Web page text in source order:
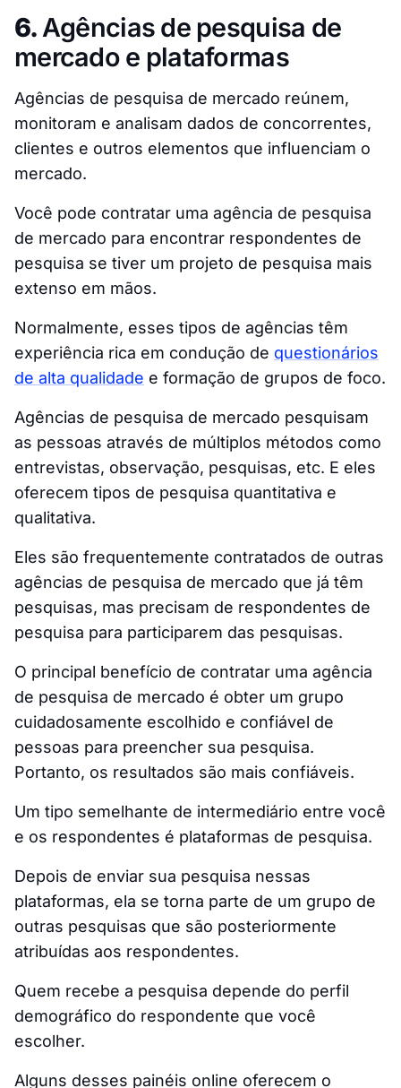
6.Agências de pesquisa de
mercado e plataformas
Agências de pesquisa de mercado reúnem,
monitoram e analisam dados de concorrentes,
clientes e outros elementos que influenciam o
mercado.
Você pode contratar uma agência de pesquisa
de mercado para encontrar respondentes de
pesquisa se tiver um projeto de pesquisa mais
extenso em mãos.
Normalmente, esses tipos de agências têm
experiência rica em condução de questionários
de alta qualidade e formação de grupos de foco.
Agências de pesquisa de mercado pesquisam
as pessoas através de múltiplos métodos como
entrevistas, observação, pesquisas, etc. E eles
oferecem tipos de pesquisa quantitativa e
qualitativa.
Eles são frequentemente contratados de outras
agências de pesquisa de mercado que já têm
pesquisas, mas precisam de respondentes de
pesquisa para participarem das pesquisas.
O principal benefício de contratar uma agência
de pesquisa de mercado é obter um grupo
cuidadosamente escolhido e confiável de
pessoas para preencher sua pesquisa.
Portanto, os resultados são mais confiáveis.
Um tipo semelhante de intermediário entre você
e os respondentes é plataformas de pesquisa.
Depois de enviar sua pesquisa nessas
plataformas, ela se torna parte de um grupo de
outras pesquisas que são posteriormente
atribuídas aos respondentes.
Quem recebe a pesquisa depende do perfil
demográfico do respondente que você
escolher.
Alguns desses painéis online oferecem o